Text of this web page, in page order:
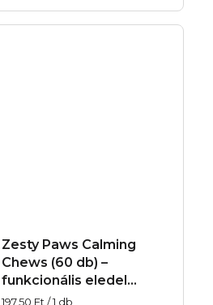
Zesty Paws Calming
Chews (60 db) –
funkcionális eledel
kutyáknak a nyugalom
Egységár:
197,50 Ft / 1 db